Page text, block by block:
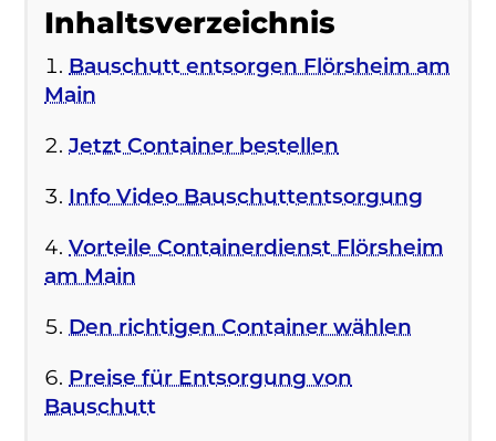
Inhaltsverzeichnis
Bauschutt entsorgen Flörsheim am
Main
Jetzt Container bestellen
Info Video Bauschuttentsorgung
Vorteile Containerdienst Flörsheim
am Main
Den richtigen Container wählen
Preise für Entsorgung von
Bauschutt